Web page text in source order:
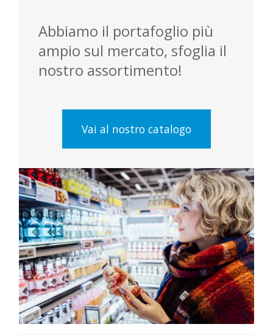
Abbiamo il portafoglio più
ampio sul mercato, sfoglia il
nostro assortimento!
Vai al nostro catalogo